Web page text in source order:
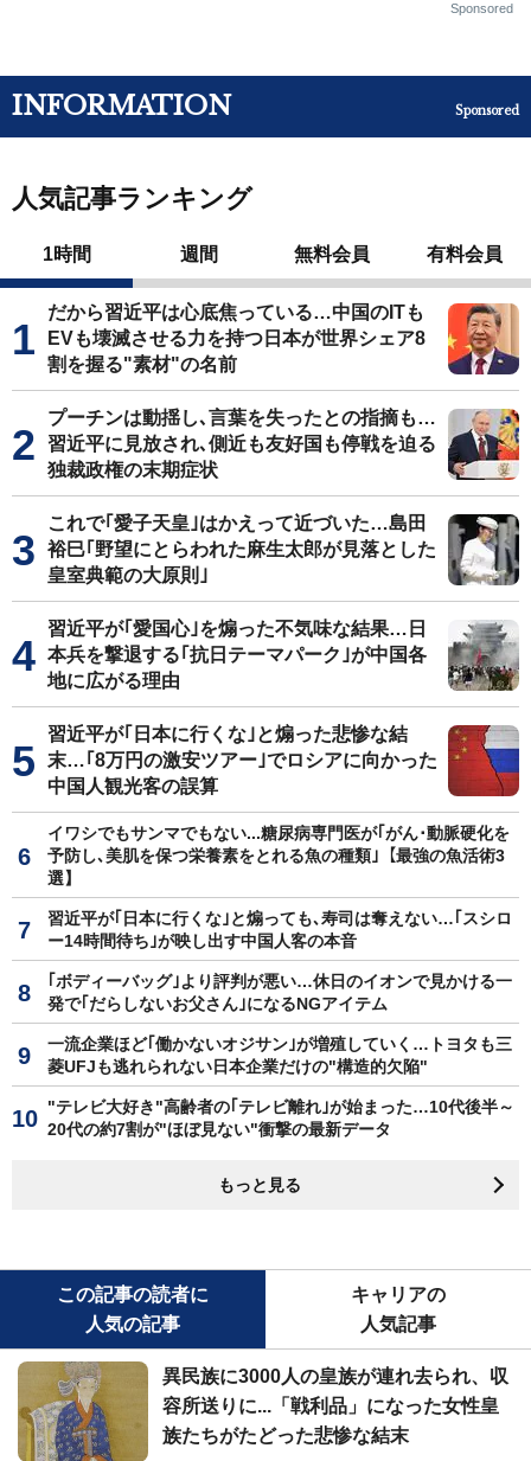
Sponsored
INFORMATION Sponsored
人気記事ランキング
1時間 週間 無料会員 有料会員
だから習近平は心底焦っている…中国のITも
EVも壊滅させる力を持つ日本が世界シェア8
割を握る"素材"の名前
プーチンは動揺し､言葉を失ったとの指摘も…
習近平に見放され､側近も友好国も停戦を迫る
独裁政権の末期症状
これで｢愛子天皇｣はかえって近づいた…島田
裕巳｢野望にとらわれた麻生太郎が見落とした
皇室典範の大原則｣
習近平が｢愛国心｣を煽った不気味な結果…日
本兵を撃退する｢抗日テーマパーク｣が中国各
地に広がる理由
習近平が｢日本に行くな｣と煽った悲惨な結
末…｢8万円の激安ツアー｣でロシアに向かった
中国人観光客の誤算
イワシでもサンマでもない...糖尿病専門医が｢がん･動脈硬化を
予防し､美肌を保つ栄養素をとれる魚の種類｣【最強の魚活術3
選】
習近平が｢日本に行くな｣と煽っても､寿司は奪えない…｢スシロ
ー14時間待ち｣が映し出す中国人客の本音
｢ボディーバッグ｣より評判が悪い…休日のイオンで見かける一
発で｢だらしないお父さん｣になるNGアイテム
一流企業ほど｢働かないオジサン｣が増殖していく…トヨタも三
菱UFJも逃れられない日本企業だけの"構造的欠陥"
"テレビ大好き"高齢者の｢テレビ離れ｣が始まった…10代後半～
20代の約7割が"ほぼ見ない"衝撃の最新データ
もっと見る
この記事の読者に
人気の記事
キャリアの
人気記事
異民族に3000人の皇族が連れ去られ、収
容所送りに...「戦利品」になった女性皇
族たちがたどった悲惨な結末